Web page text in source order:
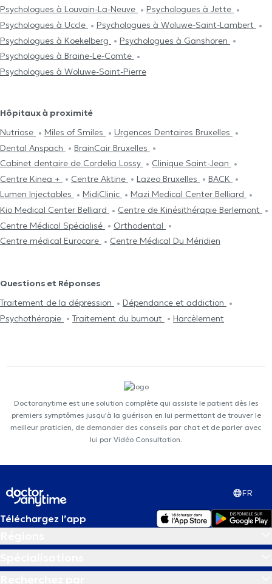
Psychologues à Louvain-La-Neuve
Psychologues à Jette
Psychologues à Uccle
Psychologues à Woluwe-Saint-Lambert
Psychologues à Koekelberg
Psychologues à Ganshoren
Psychologues à Braine-Le-Comte
Psychologues à Woluwe-Saint-Pierre
Hôpitaux à proximité
Nutriose
Miles of Smiles
Urgences Dentaires Bruxelles
Dental Anspach
BrainCair Bruxelles
Cabinet dentaire de Cordelia Lossy
Clinique Saint-Jean
Centre Kinea +
Centre Aktine Lazeo Bruxelles
BACK
Lumen Injectables
MidiClinic
Mazi Medical Center Belliard
Kio Medical Center Belliard
Centre de Kinésithérapie Berlemont
Centre Médical Spécialisé
Orthodental
Centre médical Eurocare
Centre Médical Du Méridien
Questions et Réponses
Traitement de la dépression
Dépendance et addiction
Psychothérapie
Traitement du burnout Harcèlement
Doctoranytime est une solution complète qui assiste le patient dès les
premiers symptômes jusqu'à la guérison en lui permettant de trouver le
meilleur praticien, de demander des conseils par chat et de parler avec
lui par Vidéo Consultation.
FR
Téléchargez l’app